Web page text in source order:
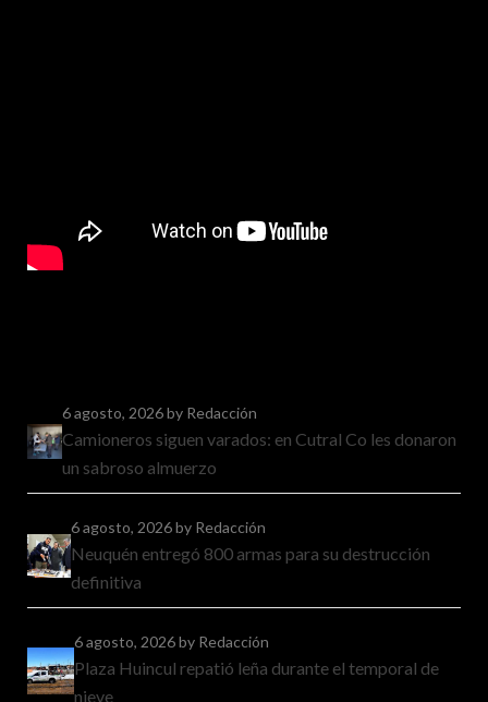
6 agosto, 2026by Redacción
Camioneros siguen varados: en Cutral Co les donaron
un sabroso almuerzo
6 agosto, 2026by Redacción
Neuquén entregó 800 armas para su destrucción
definitiva
6 agosto, 2026by Redacción
Plaza Huincul repatió leña durante el temporal de
nieve